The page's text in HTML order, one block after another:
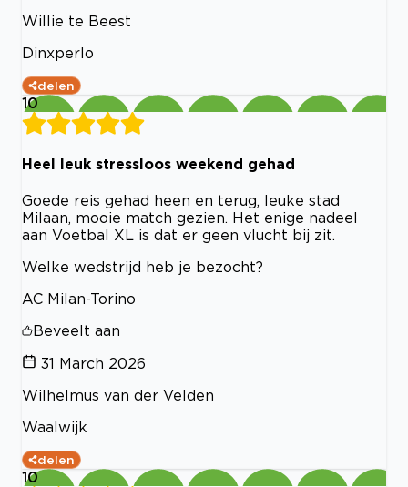
Willie te Beest
Dinxperlo
delen
10
Heel leuk stressloos weekend gehad
Goede reis gehad heen en terug, leuke stad
Milaan, mooie match gezien. Het enige nadeel
aan Voetbal XL is dat er geen vlucht bij zit.
Welke wedstrijd heb je bezocht?
AC Milan-Torino
Beveelt aan
31 March 2026
Wilhelmus van der Velden
Waalwijk
delen
10